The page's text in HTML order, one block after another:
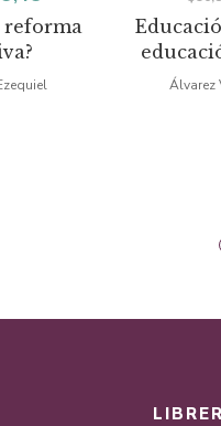
reforma
precio
unÁlvarez